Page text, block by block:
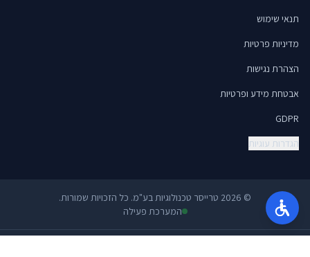
תנאי שימוש
מדיניות פרטיות
הצהרת נגישות
אבטחת מידע ופרטיות
GDPR
הגדרות עוגיות
© 2026 טרייסר טכנולוגיות בע"מ. כל הזכויות שמורות.
המערכת פעילה